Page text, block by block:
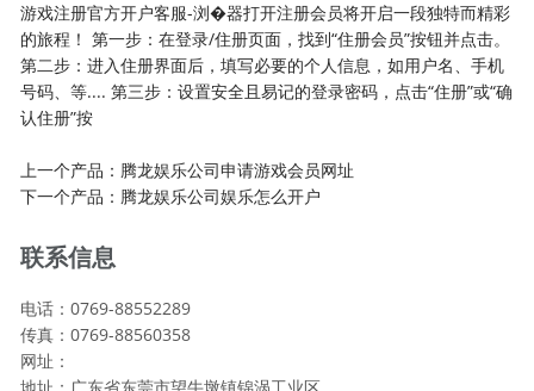
游戏注册官方开户客服-浏�器打开注册会员将开启一段独特而精彩
的旅程！ 第一步：在登录/住册页面，找到“住册会员”按钮并点击。
第二步：进入住册界面后，填写必要的个人信息，如用户名、手机
号码、等.... 第三步：设置安全且易记的登录密码，点击“住册”或“确
认住册”按
上一个产品： 腾龙娱乐公司申请游戏会员网址
下一个产品： 腾龙娱乐公司娱乐怎么开户
联系信息
电话：0769-88552289
传真：0769-88560358
网址：